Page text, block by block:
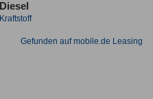
Diesel
Kraftstoff
Gefunden auf mobile.de Leasing